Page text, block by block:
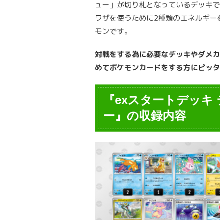
ュー」が切り札となっているデッキ
ワザを使うために2種類のエネルギ
モンです。
対戦をする為に必要なデッキやダメ
めてポケモンカードをする方にピッ
『exスタートデッ
ー』の収録内容